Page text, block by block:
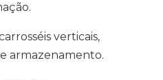
verticais,
armazenamento.